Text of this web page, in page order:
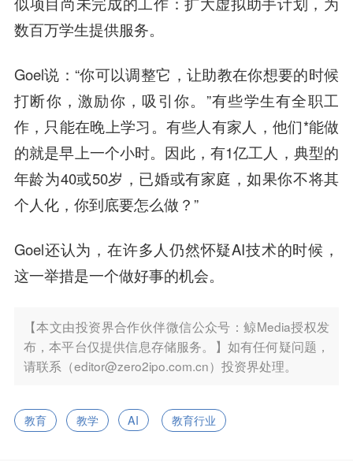
数百万学生提供服务。
Goel说：“你可以调整它，让助教在你想要的时候
打断你，激励你，吸引你。”有些学生有全职工
作，只能在晚上学习。有些人有家人，他们*能做
的就是早上一个小时。因此，有1亿工人，典型的
年龄为40或50岁，已婚或有家庭，如果你不将其
个人化，你到底要怎么做？”
Goel还认为，在许多人仍然怀疑AI技术的时候，
这一举措是一个做好事的机会。
【本文由投资界合作伙伴微信公众号：鲸Media授权发
布，本平台仅提供信息存储服务。】如有任何疑问题，
请联系（editor@zero2ipo.com.cn）投资界处理。
教育 教学 AI 教育行业